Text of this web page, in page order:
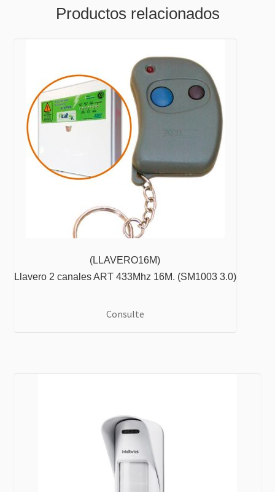
Productos relacionados
(LLAVERO16M)
Llavero 2 canales ART 433Mhz 16M. (SM1003 3.0)
Consulte